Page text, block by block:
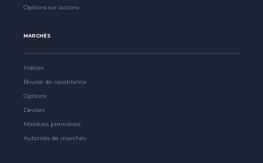
Options sur actions
MARCHÉS
Indices
Bourse de casablanca
Options
Devises
Matières premières
Autorités de marchés